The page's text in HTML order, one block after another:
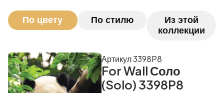
По цвету По стилю
Из этой
коллекции
For Wall Соло
(Solo) 3398P8
Артикул 3398P8